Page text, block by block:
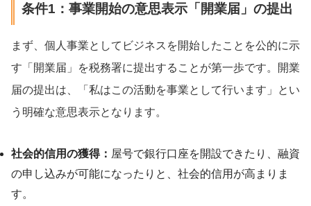
条件1：事業開始の意思表示「開業届」の提出
まず、個人事業としてビジネスを開始したことを公的に示
す「開業届」を税務署に提出することが第一歩です。開業
届の提出は、「私はこの活動を事業として行います」とい
う明確な意思表示となります。
社会的信用の獲得： 屋号で銀行口座を開設できたり、融資
の申し込みが可能になったりと、社会的信用が高まりま
す。